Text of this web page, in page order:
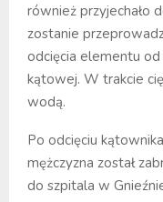
również przyjechało
zostanie
odcięcia elementu
kątowej. W trakcie
wodą.
Po odcięciu
mężczyzna został
do szpitala w